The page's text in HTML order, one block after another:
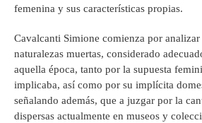
femenina y sus características propias.
Cavalcanti Simione comienza por
naturalezas muertas, considerado
aquella época, tanto por la supuesta
implicaba, así como por su implícita
señalando además, que a juzgar por la
dispersas actualmente en museos y